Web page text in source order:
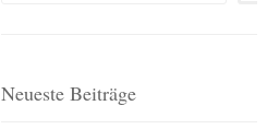
Neueste Beiträge